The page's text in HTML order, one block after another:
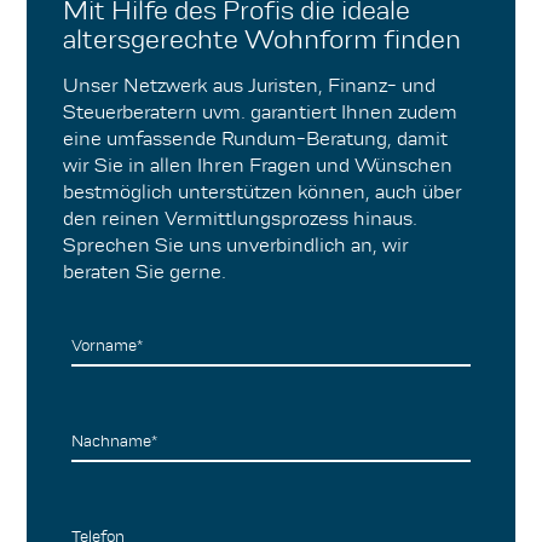
Grundleistungen, können als preisliche
Orientierungshilfe bei der Suche nach dem
Mit Hilfe des Profis die ideale
altersgerechte Wohnform finden
Unser Netzwerk aus Juristen, Finanz- und
Steuerberatern uvm. garantiert Ihnen zudem
eine umfassende Rundum-Beratung, damit
wir Sie in allen Ihren Fragen und Wünschen
bestmöglich unterstützen können, auch über
den reinen Vermittlungsprozess hinaus.
Sprechen Sie uns unverbindlich an, wir
beraten Sie gerne.
Vorname*
Nachname*
Telefon